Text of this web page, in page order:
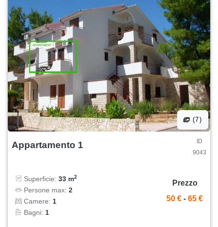
(7)
Appartamento 1
ID
9043
Superficie: 33 m2
Persone max: 2
Camere: 1
Bagni: 1
Prezzo
50 € - 65 €